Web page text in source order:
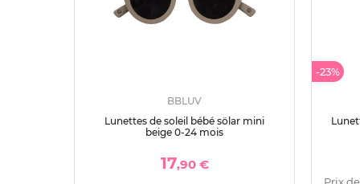
BBLUV
Lunettes de soleil bébé sölar mini
beige 0-24 mois
17,90 €
-23%
Prix